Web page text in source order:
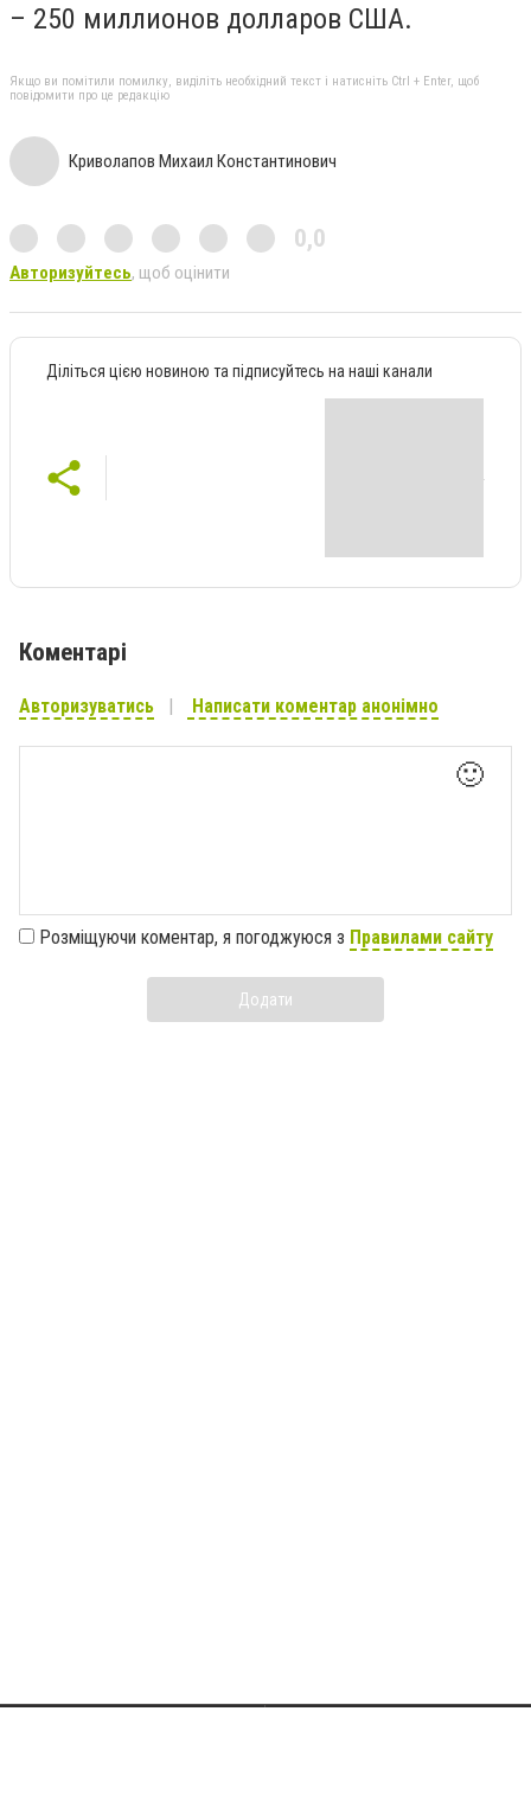
– 250 миллионов долларов США.
Якщо ви помітили помилку, виділіть необхідний текст і натисніть Ctrl + Enter, щоб
повідомити про це редакцію
Криволапов Михаил Константинович
0,0
Авторизуйтесь, щоб оцінити
Діліться цією новиною та підписуйтесь на наші канали
Коментарі
Авторизуватись Написати коментар анонімно
🙂
Розміщуючи коментар, я погоджуюся з Правилами сайту
Додати